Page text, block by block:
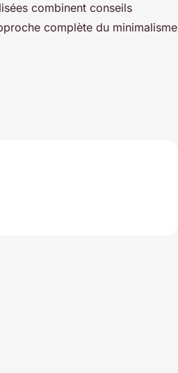
combinent conseils
complète du minimalisme